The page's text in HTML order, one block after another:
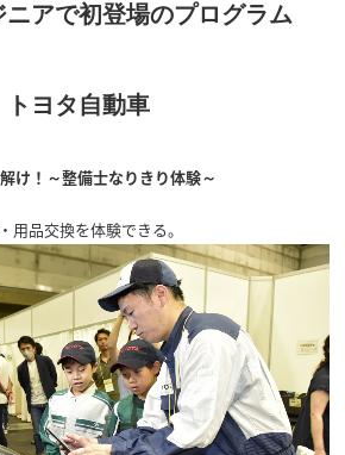
ニアで初登場のプログラム
トヨタ自動車
け！～整備士なりきり体験～
用品交換を体験できる。